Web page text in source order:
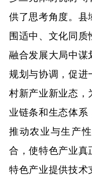
供了思考角度。县
围适中、文化同
融合发展大局中谋
规划与协调，促进
村新产业新业态，
业链条和生态体系
推动农业与生产
合，使特色产业真
特色产业提供技术